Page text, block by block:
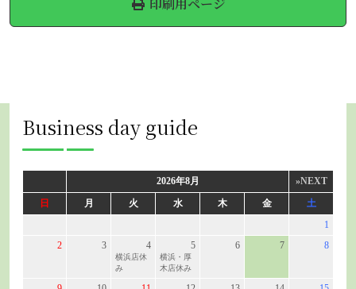
Business day guide